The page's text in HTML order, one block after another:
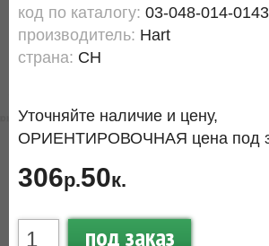
код по каталогу: 03-048-014-0143
производитель: Hart
страна: CH
Уточняйте наличие и цену,
ОРИЕНТИРОВОЧНАЯ цена под
306р.50к.
под заказ